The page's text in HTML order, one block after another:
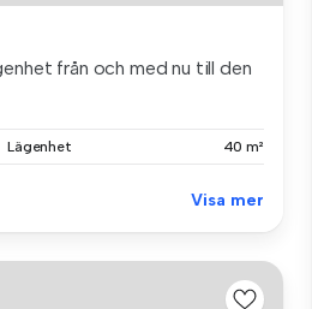
från och med nu till den
Lägenhet 40 m²
Visa mer